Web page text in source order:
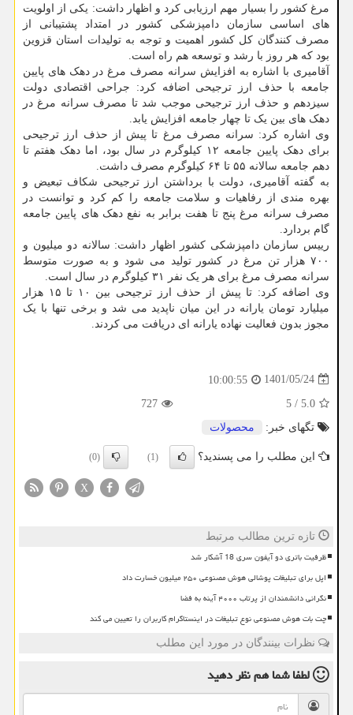
مرغ کشور را بسیار مهم ارزیابی کرد و اظهار داشت: یکی از اولویت
های اساسی سازمان دامپزشکی کشور در امتداد پشتیبانی از
مصرف کنندگان کل کشور اهمیت و توجه به تولیدات استان قزوین
بود که هر روز با رشد و توسعه هم راه است.
آقامیری با اشاره به افزایش سرانه مصرف مرغ در دهک های پایین
جامعه با حذف ارز ترجیحی اضافه کرد: جراحی اقتصادی دولت
سیزدهم و حذف ارز ترجیحی موجب شد تا مصرف سرانه مرغ در
دهک های بین یک تا چهار جامعه افزایش یابد.
وی اشاره کرد: سرانه مصرف مرغ تا پیش از حذف ارز ترجیحی
برای دهک پایین جامعه ۱۲ کیلوگرم در سال بود، اما دهک هفتم تا
دهم جامعه سالانه ۵۵ تا ۶۴ کیلوگرم مصرف داشت.
به گفته آقامیری، دولت با برداشتن ارز ترجیحی شکاف تبعیض و
بهره مندی از رفاهیات و سلامت جامعه را کم کرد و توانست در
مصرف سرانه مرغ پنج تا هفت برابر به نفع دهک های پایین جامعه
گام بردارد.
رییس سازمان دامپزشکی کشور اظهار داشت: سالانه دو میلیون و
۷۰۰ هزار تن مرغ در کشور تولید می شود و به صورت متوسط
سرانه مصرف مرغ برای هر یک نفر ۳۱ کیلوگرم در سال است.
وی اضافه کرد: تا پیش از حذف ارز ترجیحی بین ۱۰ تا ۱۵ هزار
میلیارد تومان یارانه در این میان ناپدید می شد و برخی تنها با یک
مجوز بدون فعالیت نهاده یارانه ای دریافت می کردند.
1401/05/24
10:00:55
5.0
/
5
727
تگهای خبر:
محصولات
این مطلب را می پسندید؟ (1)
(0)
X
تازه ترین مطالب مرتبط
ظرفیت باتری دو آیفون سری 18 آشکار شد
اپل برای تبلیغات پوشالی هوش مصنوعی ۲۵۰ میلیون خسارت داد
نگرانی دانشمندان از پرتاب ۴۰۰۰ آینه به فضا
چت بات هوش مصنوعی نوع تبلیغات در اینستاگرام کاربران را تعیین می کند
نظرات بینندگان در مورد این مطلب
لطفا شما همنظر دهید